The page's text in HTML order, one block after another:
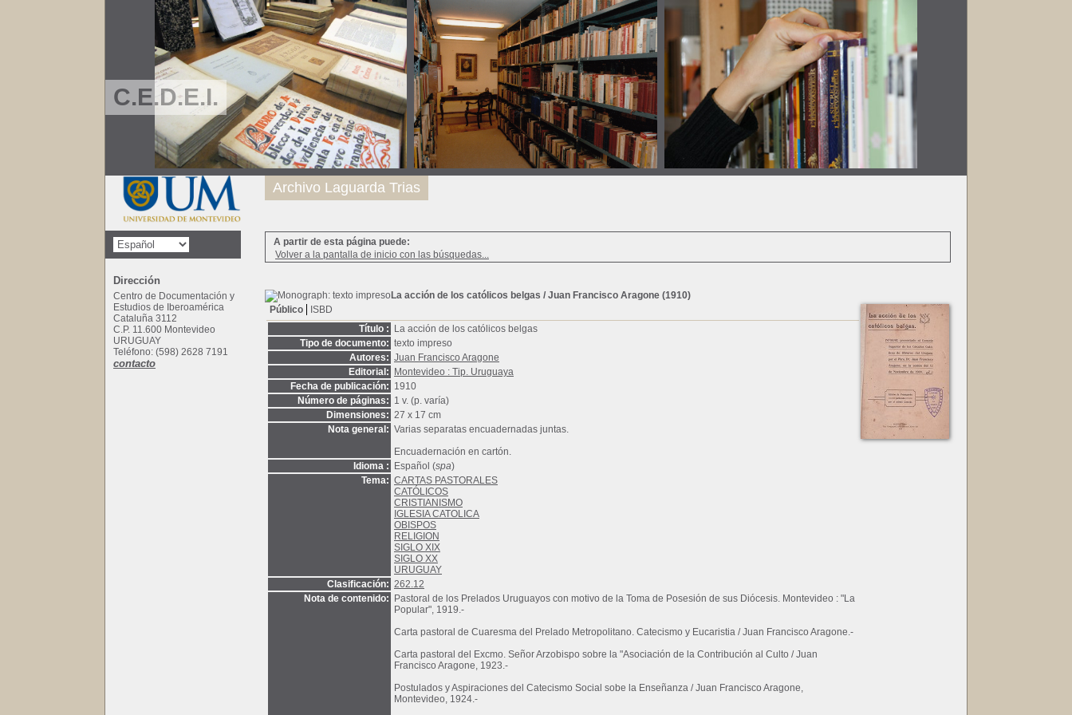
C.E.D.E.I.
A partir de esta página puede:
Volver a la pantalla de inicio con las búsquedas...
La acción de los católicos belgas / Juan Francisco Aragone (1910)
Público
ISBD
Título :
La acción de los católicos belgas
Tipo de documento: texto impreso
Autores: Juan Francisco Aragone
Editorial:
Montevideo : Tip. Uruguaya
Fecha de publicación: 1910
Número de páginas: 1 v. (p. varía)
Dimensiones: 27 x 17 cm
Nota general: Varias separatas encuadernadas juntas.
Encuadernación en cartón.
Idioma :
Español (spa)
Tema: CARTAS PASTORALES
CATÓLICOS
CRISTIANISMO
IGLESIA CATOLICA
OBISPOS
RELIGION
SIGLO XIX
SIGLO XX
URUGUAY
Clasificación: 262.12
Nota de contenido:
Pastoral de los Prelados Uruguayos con motivo de la Toma de Posesión de sus Diócesis. Montevideo : "La
Popular", 1919.-
Carta pastoral de Cuaresma del Prelado Metropolitano. Catecismo y Eucaristia / Juan Francisco Aragone.-
Carta pastoral del Excmo. Señor Arzobispo sobre la "Asociación de la Contribución al Culto / Juan
Francisco Aragone, 1923.-
Postulados y Aspiraciones del Catecismo Social sobe la Enseñanza / Juan Francisco Aragone,
Montevideo, 1924.-
Archivo Laguarda Trias
Dirección
Centro de Documentación y
Estudios de Iberoamérica
Cataluña 3112
C.P. 11.600 Montevideo
URUGUAY
Teléfono: (598) 2628 7191
contacto